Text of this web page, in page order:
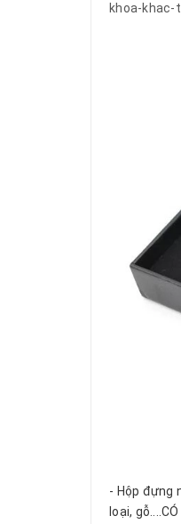
khoa-khac-
- Hộp đựng
loại,